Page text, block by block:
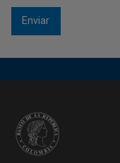
El segundo estudio
recursos naturales
a orillas del mar
importancia
Guajira y
millones de metros
cual se convierte en